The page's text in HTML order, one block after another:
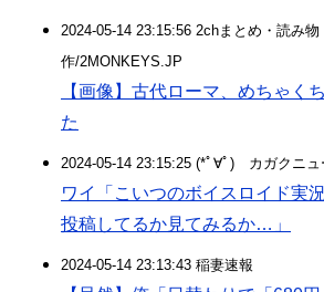
2024-05-14 23:15:56 2chまとめ・読み物
作/2MONKEYS.JP
【画像】古代ローマ、めちゃく
た
2024-05-14 23:15:25 (*ﾟ∀ﾟ)ゞカガクニ
ワイ「こいつのボイスロイド実
投稿してるか見てみるか…」
2024-05-14 23:13:43 稲妻速報